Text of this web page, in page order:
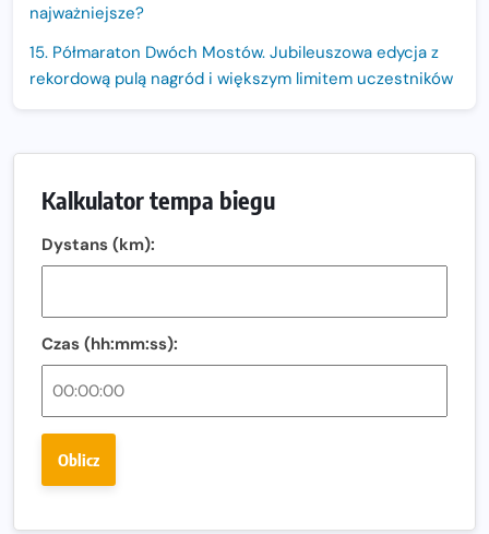
najważniejsze?
15. Półmaraton Dwóch Mostów. Jubileuszowa edycja z
rekordową pulą nagród i większym limitem uczestników
Oficjalna koszulka LOTTO 25. Poznań Maratonu!
Amazfit Balance 3: Kompleksowe narzędzie dla biegacza
Regeneracja w bieganiu. Co warto o niej wiedzieć?
Ostatnie wolne miejsca na jubileuszowy Bieg
Fabrykanta. Organizatorzy odkrywają trasę dzień po
wybiera wyzwanie trzech największych maratonów w
Kalkulator tempa biegu
Dystans (km):
Czas (hh:mm:ss):
Oblicz